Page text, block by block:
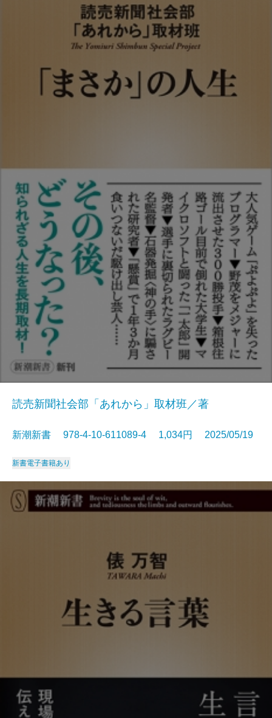
読売新聞社会部「あれから」取材班／著
新潮新書 978-4-10-611089-4 1,034円 2025/05/19
新書電子書籍あり